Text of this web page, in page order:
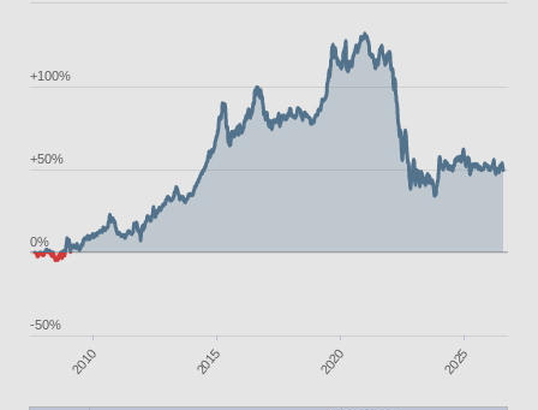
2010 2015 2020 2025
-50%
0%
+50%
+100%